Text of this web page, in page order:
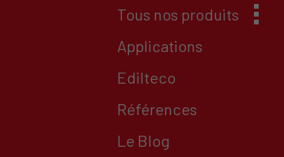
Tous nos produits
Applications
Edilteco
Références
Le Blog